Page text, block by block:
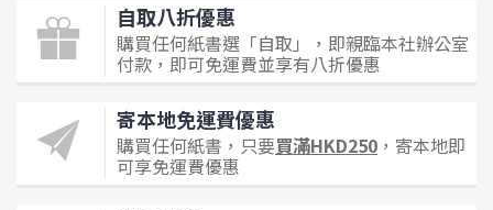
自取八折優惠
購買任何紙書選「自取」，即親臨本社辦公室
付款，即可免運費並享有八折優惠
寄本地免運費優惠
購買任何紙書，只要買滿HKD250 ，寄本地即
可享免運費優惠